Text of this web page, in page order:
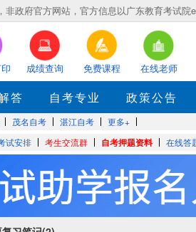
政府官方网站，官方信息以广东教育考试院
成绩查询 免费课程 在线老师
答 自考专业 政策公告
茂名自考 湛江自考 更多+
试安排 考生交流群 自考押题资料 在线答